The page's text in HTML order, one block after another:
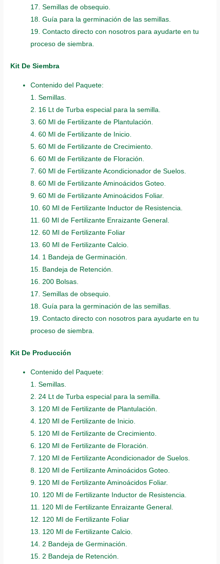
17. Semillas de obsequio.
18. Guía para la germinación de las semillas.
19. Contacto directo con nosotros para ayudarte en tu
proceso de siembra.
Kit De Siembra
Contenido del Paquete:
1. Semillas.
2. 16 Lt de Turba especial para la semilla.
3. 60 Ml de Fertilizante de Plantulación.
4. 60 Ml de Fertilizante de Inicio.
5. 60 Ml de Fertilizante de Crecimiento.
6. 60 Ml de Fertilizante de Floración.
7. 60 Ml de Fertilizante Acondicionador de Suelos.
8. 60 Ml de Fertilizante Aminoácidos Goteo.
9. 60 Ml de Fertilizante Aminoácidos Foliar.
10. 60 Ml de Fertilizante Inductor de Resistencia.
11. 60 Ml de Fertilizante Enraizante General.
12. 60 Ml de Fertilizante Foliar
13. 60 Ml de Fertilizante Calcio.
14. 1 Bandeja de Germinación.
15. Bandeja de Retención.
16. 200 Bolsas.
17. Semillas de obsequio.
18. Guía para la germinación de las semillas.
19. Contacto directo con nosotros para ayudarte en tu
proceso de siembra.
Kit De Producción
Contenido del Paquete:
1. Semillas.
2. 24 Lt de Turba especial para la semilla.
3. 120 Ml de Fertilizante de Plantulación.
4. 120 Ml de Fertilizante de Inicio.
5. 120 Ml de Fertilizante de Crecimiento.
6. 120 Ml de Fertilizante de Floración.
7. 120 Ml de Fertilizante Acondicionador de Suelos.
8. 120 Ml de Fertilizante Aminoácidos Goteo.
9. 120 Ml de Fertilizante Aminoácidos Foliar.
10. 120 Ml de Fertilizante Inductor de Resistencia.
11. 120 Ml de Fertilizante Enraizante General.
12. 120 Ml de Fertilizante Foliar
13. 120 Ml de Fertilizante Calcio.
14. 2 Bandeja de Germinación.
15. 2 Bandeja de Retención.